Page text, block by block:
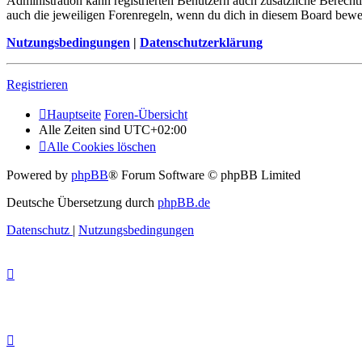
auch die jeweiligen Forenregeln, wenn du dich in diesem Board
Nutzungsbedingungen | Datenschutzerklärung
Registrieren
Hauptseite Foren-Übersicht
Alle Zeiten sind UTC+02:00
Alle Cookies löschen
Powered by phpBB® Forum Software © phpBB Limited
Deutsche Übersetzung durch phpBB.de
Datenschutz | Nutzungsbedingungen